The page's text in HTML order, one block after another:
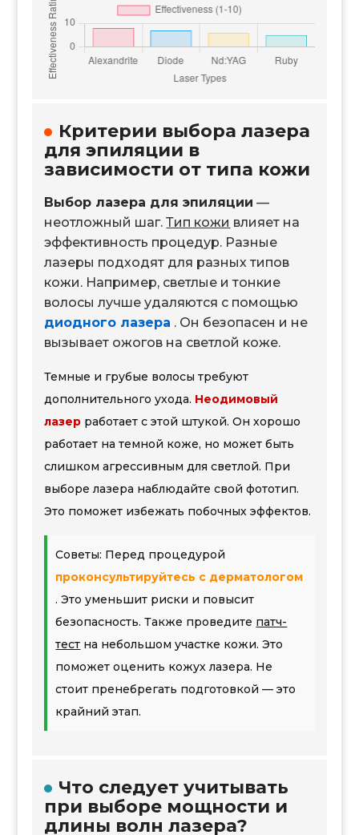
Критерии выбора лазера
для эпиляции в
зависимости от типа кожи
Выбор лазера для эпиляции —
неотложный шаг.Тип кожи влияет на
эффективность процедур. Разные
лазеры подходят для разных типов
кожи. Например, светлые и тонкие
волосы лучше удаляются с помощью
диодного лазера . Он безопасен и не
вызывает ожогов на светлой коже.
Темные и грубые волосы требуют
дополнительного ухода. Неодимовый
лазер работает с этой штукой. Он хорошо
работает на темной коже, но может быть
слишком агрессивным для светлой. При
выборе лазера наблюдайте свой фототип.
Это поможет избежать побочных эффектов.
Советы: Перед процедурой
проконсультируйтесь с дерматологом
. Это уменьшит риски и повысит
безопасность. Также проведите патч-
тест на небольшом участке кожи. Это
поможет оценить кожух лазера. Не
стоит пренебрегать подготовкой — это
крайний этап.
Что следует учитывать
при выборе мощности и
длины волн лазера?